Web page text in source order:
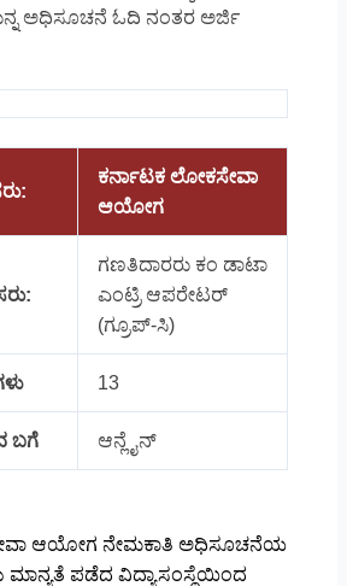
ಅಧಿಸೂಚನೆ ಓದಿ ನಂತರ ಅರ್ಜಿ
ಕರ್ನಾಟಕ ಲೋಕಸೇವಾ
ಆಯೋಗ
ಗಣತಿದಾರರು ಕಂ ಡಾಟಾ
ಎಂಟ್ರಿ ಆಪರೇಟರ್
(ಗ್ರೂಪ್-ಸಿ)
13
ಬಗೆ ಆನ್ಲೈನ್
ಆಯೋಗ ನೇಮಕಾತಿ ಅಧಿಸೂಚನೆಯ
ಮಾನ್ಯತೆ ಪಡೆದ ವಿದ್ಯಾಸಂಸ್ಥೆಯಿಂದ